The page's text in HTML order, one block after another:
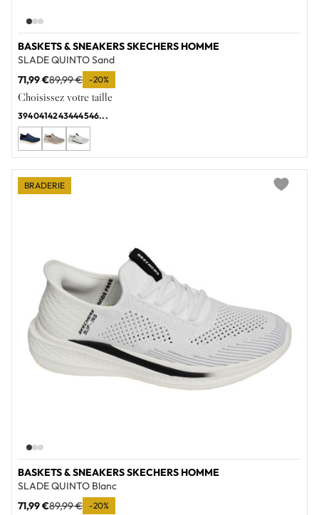
BASKETS & SNEAKERS SKECHERS HOMME
SLADE QUINTO Sand
71,99 €89,99 € -20%
Choisissez votre taille
3940414243444546...
BASKETS & SNEAKERS SKECHERS HOMME
SLADE QUINTO Blanc
71,99 €89,99 € -20%
BRADERIE